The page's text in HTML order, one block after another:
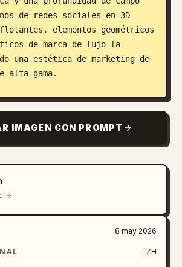
de redes sociales en 3D
elementos geométricos
de marca de lujo la
una estética de marketing de
alta gama.
brillante de estudio crea una
en los bordes metálicos
que contrastan con las
y dorado ofrece una vibra
moderna para X / Twitter.
limpio con tipografía editorial
de marca de software
de interfaz elegantes,
flotantes y un área
IMAGEN CON PROMPT
8 may 2026
ZH